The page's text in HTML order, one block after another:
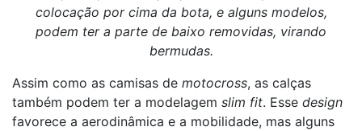
colocação por cima da bota, e alguns modelos,
podem ter a parte de baixo removidas, virando
bermudas.
Assim como as camisas de motocross, as calças
também podem ter a modelagem slim fit. Esse design
favorece a aerodinâmica e a mobilidade, mas alguns